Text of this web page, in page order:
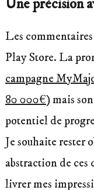
Une précision
Les commentaires
Play Store. La
campagne
80 000€) mais
potentiel de
Je souhaite rester
abstraction de ces
livrer mes